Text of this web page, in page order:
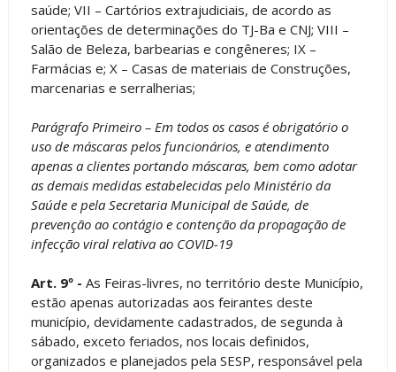
saúde; VII – Cartórios extrajudiciais, de acordo as
orientações de determinações do TJ-Ba e CNJ; VIII –
Salão de Beleza, barbearias e congêneres; IX –
Farmácias e; X – Casas de materiais de Construções,
marcenarias e serralherias;
Parágrafo Primeiro – Em todos os casos é obrigatório o
uso de máscaras pelos funcionários, e atendimento
apenas a clientes portando máscaras, bem como adotar
as demais medidas estabelecidas pelo Ministério da
Saúde e pela Secretaria Municipal de Saúde, de
prevenção ao contágio e contenção da propagação de
infecção viral relativa ao COVID-19
Art. 9º - As Feiras-livres, no território deste Município,
estão apenas autorizadas aos feirantes deste
município, devidamente cadastrados, de segunda à
sábado, exceto feriados, nos locais definidos,
organizados e planejados pela SESP, responsável pela